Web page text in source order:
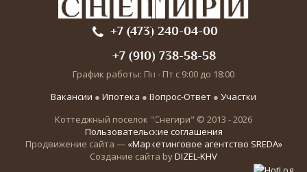
+7 (473) 240-04-00
+7 (910) 738-58-58
График работы: Пн - Пт с 9:00 до 18:00
Вакансии ● Ипотека ● Вопрос-Ответ ● Участки
Коттеджный поселок "Снегири" © 2013 - 2026
Пользовательские соглашения
Продвижение сайта — «Маркетинговое агентство SREDA»
Создание сайта byDIZEL-KHV